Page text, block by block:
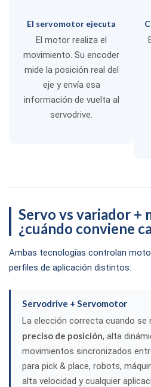
El servomotor ejecuta
El motor realiza el
movimiento. Su encoder
mide la posición real del
eje y envía esa
información de vuelta al
servodrive.
Servo vs variador +
¿cuándo conviene
Ambas tecnologías controlan
perfiles de aplicación distintos:
Servodrive + Servomotor
La elección correcta cuando se
preciso de posición, alta
movimientos sincronizados
para pick & place, robots,
alta velocidad y cualquier